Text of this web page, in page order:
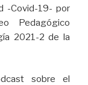
-Covid-19- por
Pedagógico
2021-2 de la
sobre el